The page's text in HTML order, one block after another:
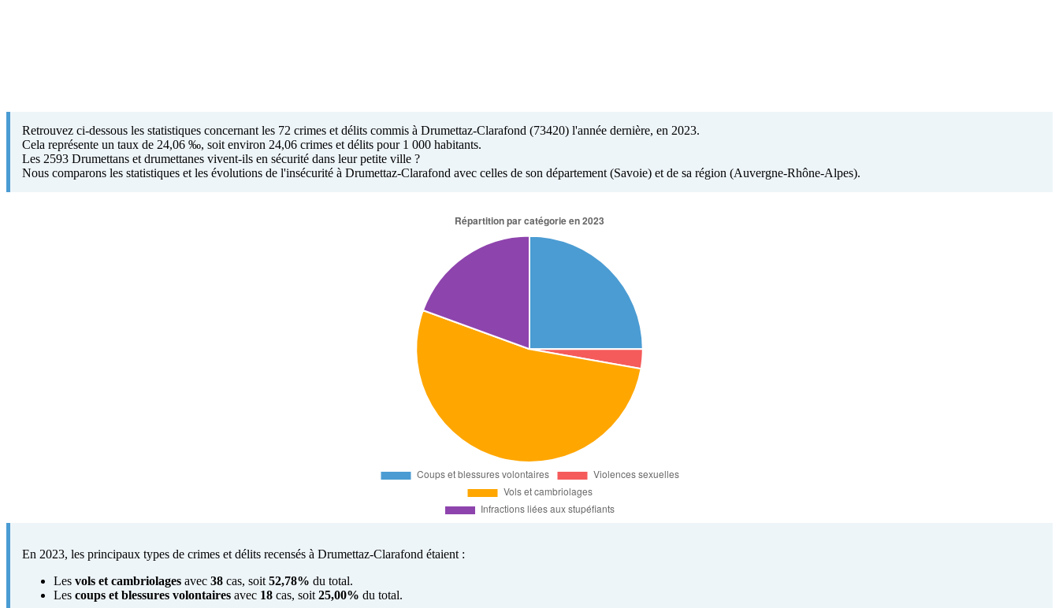
Retrouvez ci-dessous les statistiques concernant les 72 crimes et délits commis à Drumettaz-Clarafond (73420) l'année dernière, en 2023.
Cela représente un taux de 24,06 ‰, soit environ 24,06 crimes et délits pour 1 000 habitants.
Les 2593 Drumettans et drumettanes vivent-ils en sécurité dans leur petite ville ?
Nous comparons les statistiques et les évolutions de l'insécurité à Drumettaz-Clarafond avec celles de son département (Savoie) et de sa région (Auvergne-Rhône-Alpes).
En 2023, les principaux types de crimes et délits recensés à Drumettaz-Clarafond étaient :
Les vols et cambriolages avec 38 cas, soit 52,78% du total.
Les coups et blessures volontaires avec 18 cas, soit 25,00% du total.